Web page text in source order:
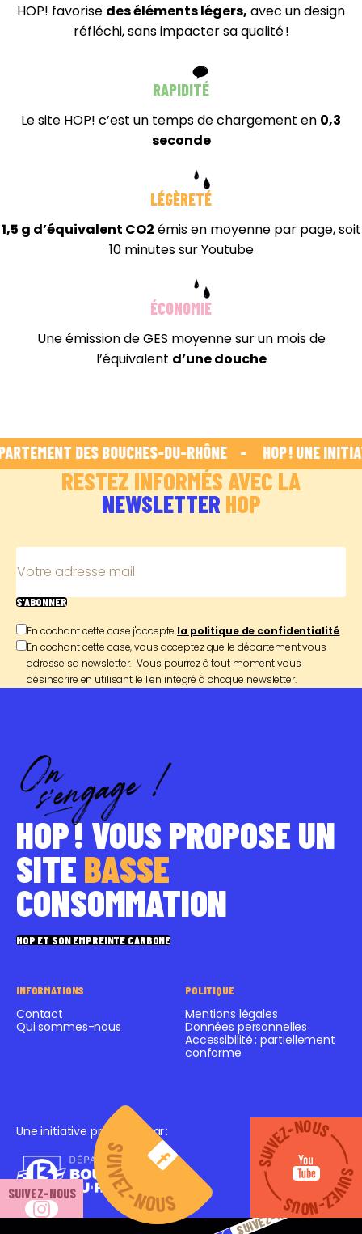
HOP! favorise des éléments légers, avec un design
réfléchi, sans impacter sa qualité !
RAPIDITÉ
Le site HOP! c’est un temps de chargement en 0,3
seconde
LÉGÈRETÉ
1,5 g d’équivalent CO2 émis en moyenne par page, soit
10 minutes sur Youtube
ÉCONOMIE
Une émission de GES moyenne sur un mois de
l’équivalent d’une douche
DES BOUCHES-DU-RHÔNE    - HOP ! UNE
RESTEZ INFORMÉS AVEC LA
NEWSLETTER HOP
Votre adresse mail
S'ABONNER
En cochant cette case j'accepte la politique de confidentialité
En cochant cette case, vous acceptez que le département vous
adresse sa newsletter. Vous pourrez à tout moment vous
désinscrire en utilisant le lien intégré à chaque newsletter.
HOP ! VOUS PROPOSE UN
SITE BASSE
CONSOMMATION
HOP ET SON EMPREINTE CARBONE
INFORMATIONS
Contact
Qui sommes-nous
POLITIQUE
Mentions légales
Données personnelles
Accessibilité : partiellement
conforme
Une initiative proposée par:
SUIVEZ-NOUS SUIVEZ-NOUS SUIVEZ-NOUSSUIVEZ-NOUS
SUIVEZ-NOUS
SUIVEZ-NOUS
SUIVEZ-NOUS